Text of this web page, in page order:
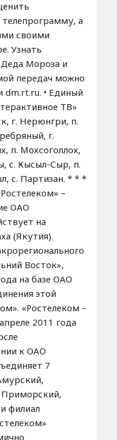
а
своими
Узнать
Деда Мороза и
передач можно
dm.rt.ru. • Единый
ТВ»
г. Нерюнгри, п.
г.
п. Мохсоголлох,
с. Кысыл-Сыр, п.
с. Партизан. * * *
–
ОАО
на
(Якутия).
Восток»,
на базе ОАО
этой
«Ростелеком –
2011 года
к ОАО
7
Приморский,
филиал